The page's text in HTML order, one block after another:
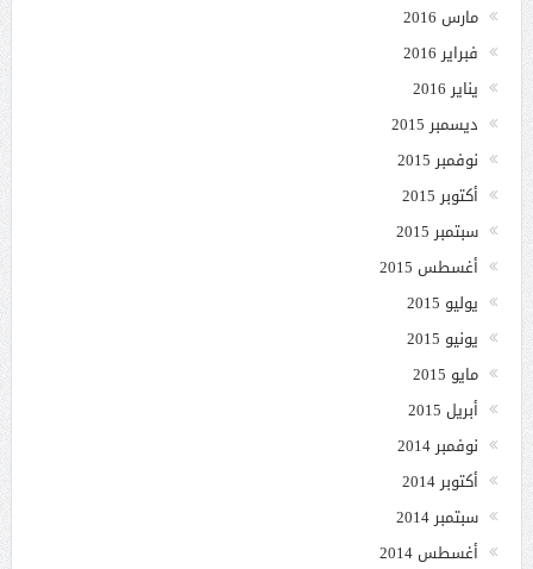
مارس 2016
فبراير 2016
يناير 2016
ديسمبر 2015
نوفمبر 2015
أكتوبر 2015
سبتمبر 2015
أغسطس 2015
يوليو 2015
يونيو 2015
مايو 2015
أبريل 2015
نوفمبر 2014
أكتوبر 2014
سبتمبر 2014
أغسطس 2014